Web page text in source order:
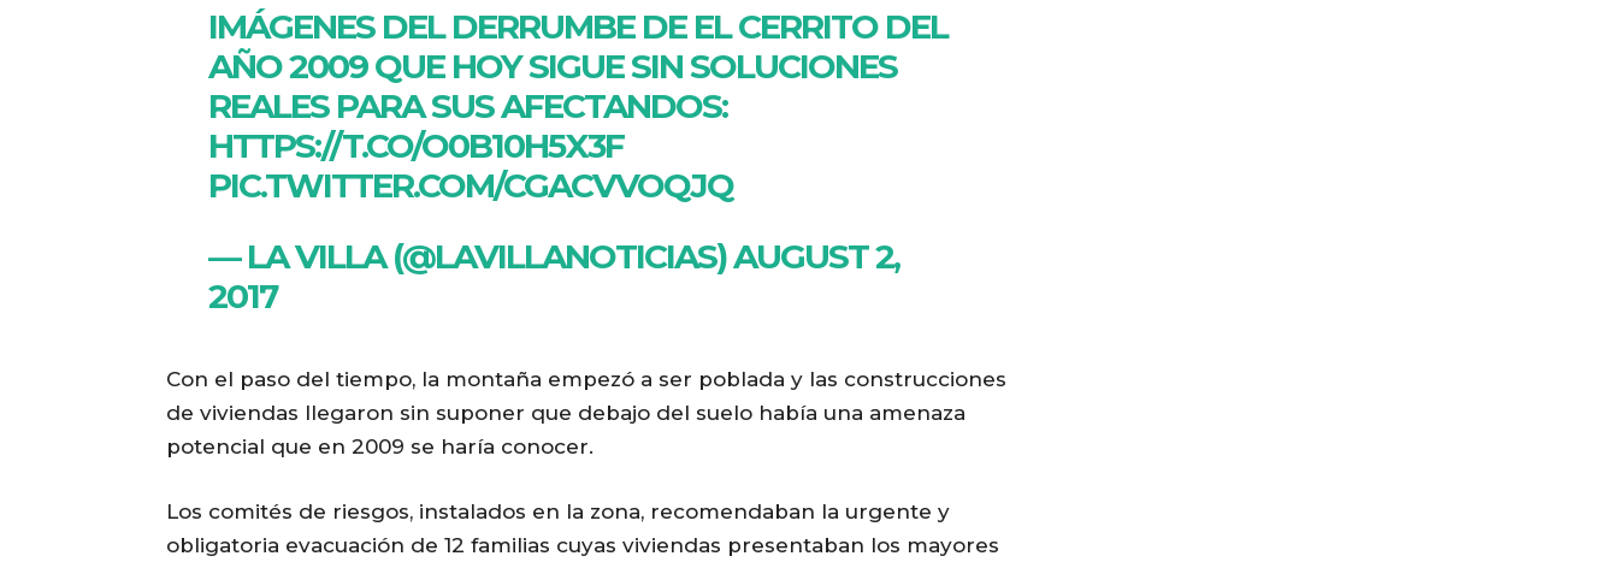
IMÁGENES DEL DERRUMBE DE EL CERRITO DEL
AÑO 2009 QUE HOY SIGUE SIN SOLUCIONES
REALES PARA SUS AFECTANDOS:
HTTPS://T.CO/O0B10H5X3F
PIC.TWITTER.COM/CGACVVOQJQ
— LA VILLA (@LAVILLANOTICIAS)AUGUST 2,
2017
Con el paso del tiempo, la montaña empezó a ser poblada y las construcciones
de viviendas llegaron sin suponer que debajo del suelo había una amenaza
potencial que en 2009 se haría conocer.
Los comités de riesgos, instalados en la zona, recomendaban la urgente y
obligatoria evacuación de 12 familias cuyas viviendas presentaban los mayores